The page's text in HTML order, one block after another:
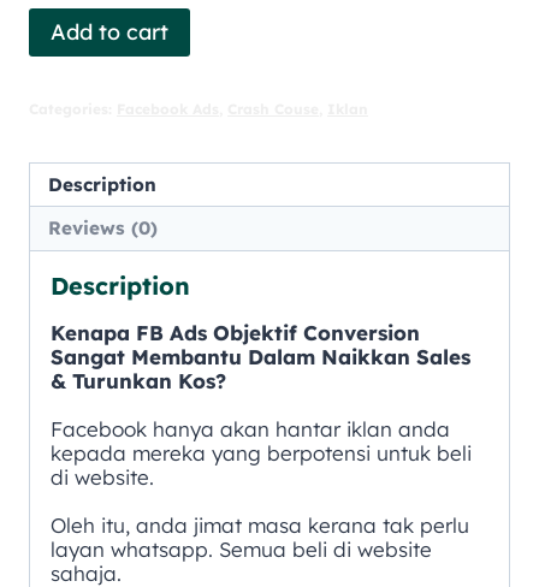
Add to cart
Description
Reviews (0)
Description
Kenapa FB Ads Objektif Conversion
Sangat Membantu Dalam Naikkan Sales
& Turunkan Kos?
Facebook hanya akan hantar iklan anda
kepada mereka yang berpotensi untuk beli
di website.
Oleh itu, anda jimat masa kerana tak perlu
layan whatsapp. Semua beli di website
sahaja.